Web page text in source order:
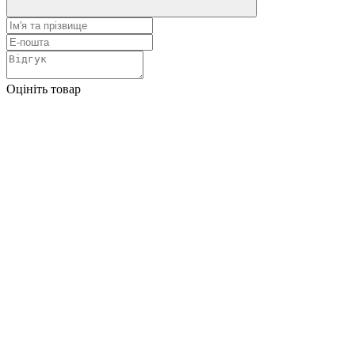
Оцініть товар